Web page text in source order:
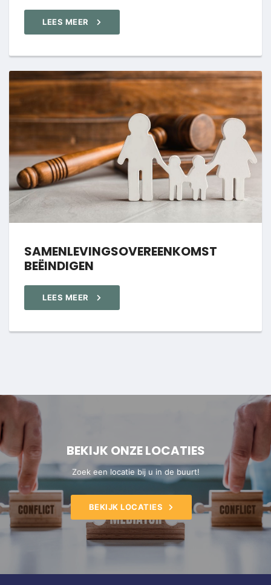
LEES MEER
SAMENLEVINGSOVEREENKOMST
BEËINDIGEN
LEES MEER
BEKIJK ONZE LOCATIES
Zoek een locatie bij u in de buurt!
BEKIJK LOCATIES